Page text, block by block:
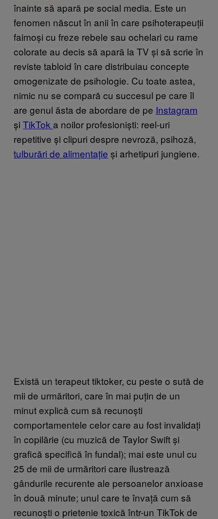
înainte să apară pe social media. Este un
fenomen născut în anii în care psihoterapeuții
faimoși cu freze rebele sau ochelari cu rame
colorate au decis să apară la TV și să scrie în
reviste tabloid în care distribuiau concepte
omogenizate de psihologie. Cu toate astea,
nimic nu se compară cu succesul pe care îl
are genul ăsta de abordare de pe Instagram
și TikTok a noilor profesioniști: reel-uri
repetitive și clipuri despre nevroză, psihoză,
tulburări de alimentație și arhetipuri jungiene.
Există un terapeut tiktoker, cu peste o sută de
mii de urmăritori, care în mai puțin de un
minut explică cum să recunoști
comportamentele celor care au fost invalidați
în copilărie (cu muzică de Taylor Swift și
grafică specifică în fundal); mai este unul cu
25 de mii de urmăritori care ilustrează
gândurile recurente ale persoanelor anxioase
în două minute; unul care te învață cum să
recunoști o prietenie toxică într-un TikTok de